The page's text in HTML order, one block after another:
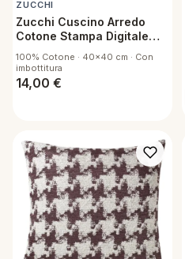
ZUCCHI
Zucchi Cuscino Arredo
Cotone Stampa Digitale
100% Cotone · 40x40 cm · Con
imbottitura
14,00 €